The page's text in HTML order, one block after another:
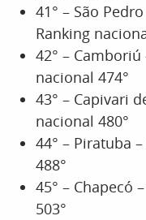
41° – São
Ranking
42° – Camboriú
nacional 474°
43° – Capivari
nacional 480°
44° – Piratuba
488°
45° – Chapecó
503°